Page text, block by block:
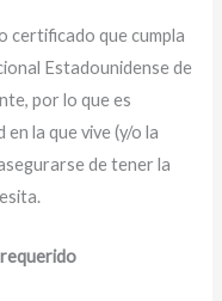
certificado que cumpla
Estadounidense de
por lo que es
la que vive (y/o la
de tener la